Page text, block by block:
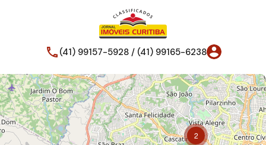
(41) 99157-5928 / (41) 99165-6238
2